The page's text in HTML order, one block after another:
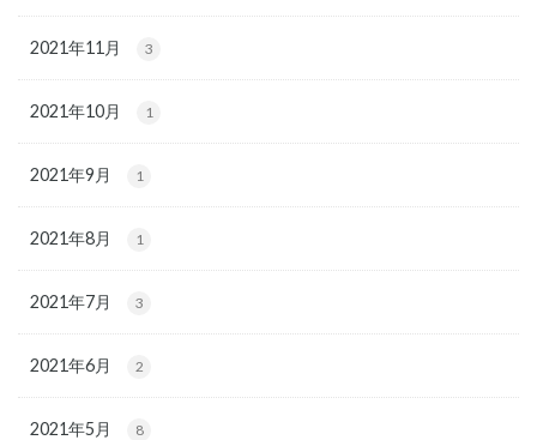
2021年11月 3
2021年10月 1
2021年9月 1
2021年8月 1
2021年7月 3
2021年6月 2
2021年5月 8